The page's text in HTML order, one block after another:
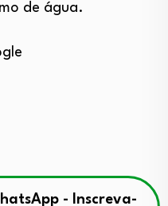
de água.
- Inscreva-